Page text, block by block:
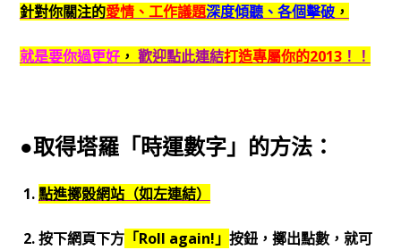
針對你關注的愛情、工作議題深度傾聽、各個擊破，
就是要你過更好， 歡迎點此連結打造專屬你的2013！！
●取得塔羅「時運數字」的方法：
1.點進擲骰網站（如左連結）
2. 按下網頁下方「Roll again!」 按鈕，擲出點數，就可